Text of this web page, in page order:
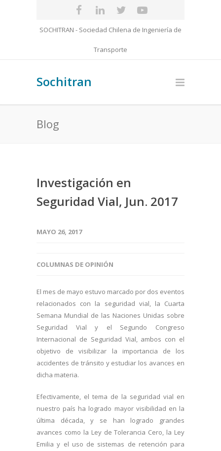
SOCHITRAN - Sociedad Chilena de Ingeniería de
Transporte
Sochitran
Blog
Investigación en
Seguridad Vial, Jun. 2017
MAYO 26, 2017
COLUMNAS DE OPINIÓN
El mes de mayo estuvo marcado por dos eventos
relacionados con la seguridad vial, la Cuarta
Semana Mundial de las Naciones Unidas sobre
Seguridad Vial y el Segundo Congreso
Internacional de Seguridad Vial, ambos con el
objetivo de visibilizar la importancia de los
accidentes de tránsito y estudiar los avances en
dicha materia.
Efectivamente, el tema de la seguridad vial en
nuestro país ha logrado mayor visibilidad en la
última década, y se han logrado grandes
avances como la Ley de Tolerancia Cero, la Ley
Emilia y el uso de sistemas de retención para